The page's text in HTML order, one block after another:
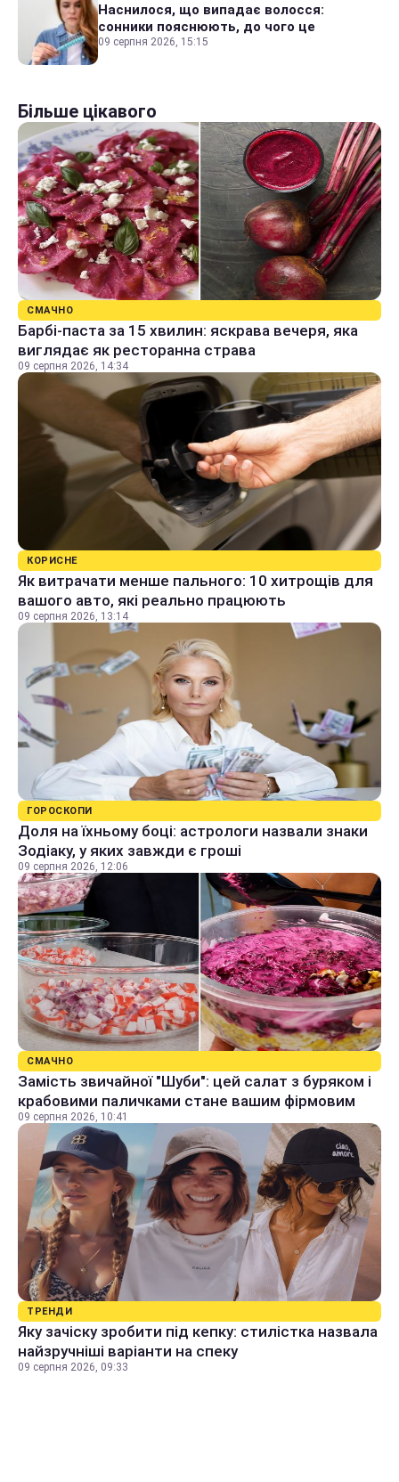
Наснилося, що випадає волосся:
сонники пояснюють, до чого це
09 серпня 2026, 15:15
Більше цікавого
СМАЧНО
Барбі-паста за 15 хвилин: яскрава вечеря, яка
виглядає як ресторанна страва
09 серпня 2026, 14:34
КОРИСНЕ
Як витрачати менше пального: 10 хитрощів для
вашого авто, які реально працюють
09 серпня 2026, 13:14
ГОРОСКОПИ
Доля на їхньому боці: астрологи назвали знаки
Зодіаку, у яких завжди є гроші
09 серпня 2026, 12:06
СМАЧНО
Замість звичайної "Шуби": цей салат з буряком і
крабовими паличками стане вашим фірмовим
09 серпня 2026, 10:41
ТРЕНДИ
Яку зачіску зробити під кепку: стилістка назвала
найзручніші варіанти на спеку
09 серпня 2026, 09:33